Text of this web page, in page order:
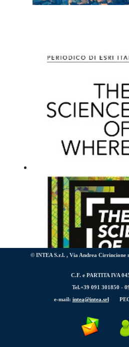
© INTEA S.r.l. , Via Andrea Cirrincione
C.F. e PARTITA IVA
Tel.+39 091 301850 -
e-mail: intea@intea.srl